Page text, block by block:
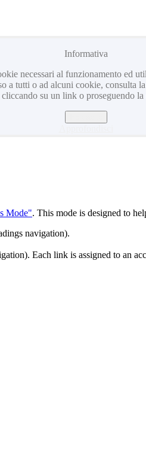
Informativa
necessari al funzionamento ed
a tutti o ad alcuni cookie, consulta
su un link o proseguendo
Mode". This mode is designed to
navigation).
Each link is assigned to an